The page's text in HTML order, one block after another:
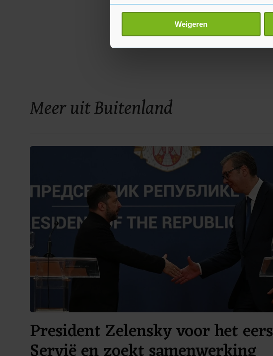
Uw apparaat identificeren door het
Lees meer over hoe uw persoonlijke
toestemming op elk moment wijzigen of
Weigeren
Meer uit Buitenland
President Zelensky voor het